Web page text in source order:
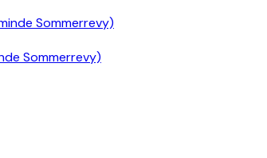
Sommerrevy)